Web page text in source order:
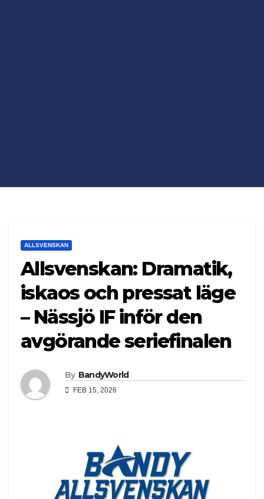
ALLSVENSKAN
Allsvenskan: Dramatik,
iskaos och pressat läge
– Nässjö IF inför den
avgörande seriefinalen
By BandyWorld
FEB 15, 2026